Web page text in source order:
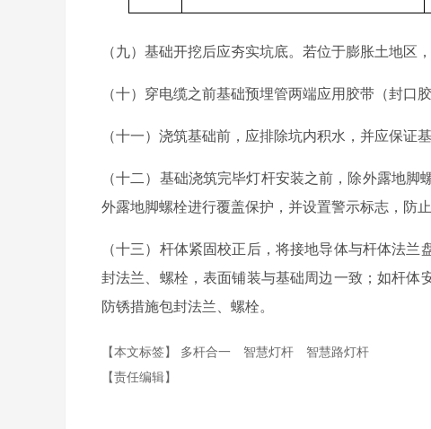
（九）基础开挖后应夯实坑底。若位于膨胀土地区
（十）穿电缆之前基础预埋管两端应用胶带（封口
（十一）浇筑基础前，应排除坑内积水，并应保证
（十二）基础浇筑完毕灯杆安装之前，除外露地
外露地脚螺栓进行覆盖保护，并设置警示标志，防
（十三）杆体紧固校正后，将接地导体与杆体法兰
封法兰、螺栓，表面铺装与基础周边一致；如杆
防锈措施包封法兰、螺栓。
【本文标签】 多杆合一 智慧灯杆
智慧路灯杆
【责任编辑】